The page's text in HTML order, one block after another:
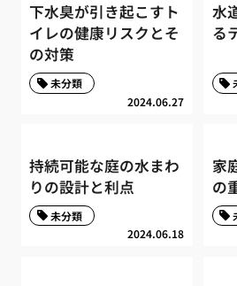
下水臭が引き起こすト
イレの健康リスクとそ
の対策
2024.06.27
未分類
水
る
持続可能な庭の水まわ
りの設計と利点
2024.06.18
未分類
家
の